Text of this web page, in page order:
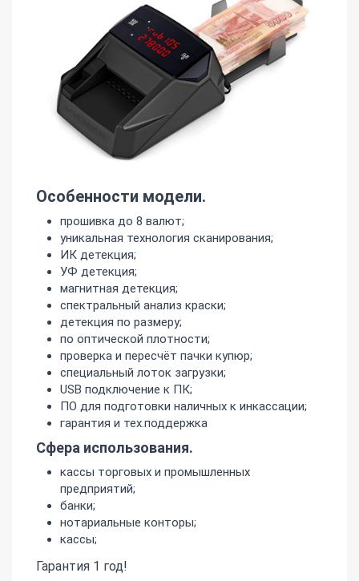
Особенности модели.
прошивка до 8 валют;
уникальная технология сканирования;
ИК детекция;
УФ детекция;
магнитная детекция;
спектральный анализ краски;
детекция по размеру;
по оптической плотности;
проверка и пересчёт пачки купюр;
специальный лоток загрузки;
USB подключение к ПК;
ПО для подготовки наличных к инкассации;
гарантия и тех.поддержка
Сфера использования.
кассы торговых и промышленных
предприятий;
банки;
нотариальные конторы;
кассы;
Гарантия 1 год!